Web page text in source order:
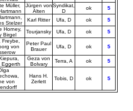
Müller,
Jürgen von
Alten
Syndikat,
D
ok
5
Stelzer
Karl Ritter Ufa, D ok
5
Horney,
Birgel
Tourjansky Ufa, D ok 5
von
Peter Paul
Brauer
Ufa, D ok 5
Eggerth
Geza von
Bolvary
Terra, A ok 5
von
Hans H.
Zerlett
Tobis, D ok 5